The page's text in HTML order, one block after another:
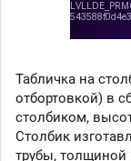
Табличка на
отбортовкой) в
столбиком,
Столбик
трубы, толщиной